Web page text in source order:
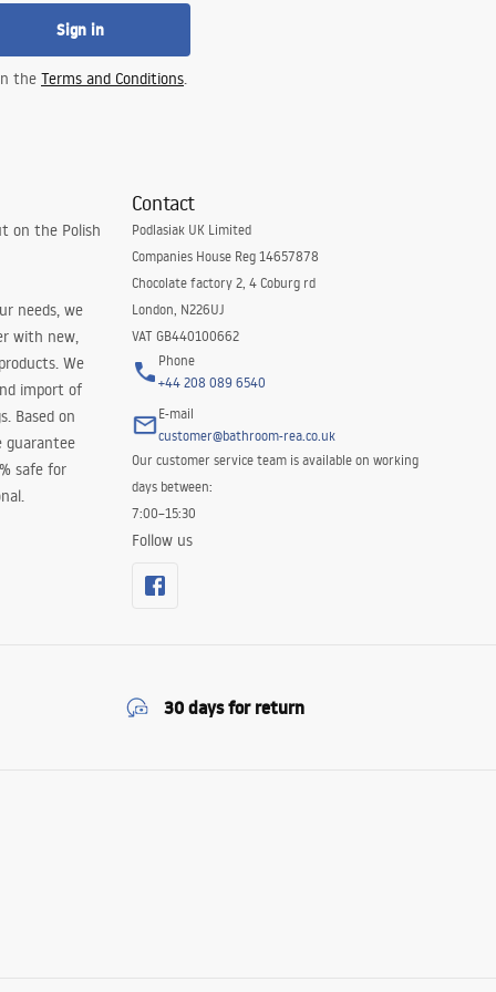
Sign in
the Terms and Conditions.
on the Polish
needs, we
with new,
We
import of
Based on
guarantee
safe for
Contact
Podlasiak UK Limited
Companies House Reg 14657878
Chocolate factory 2, 4 Coburg rd
London, N226UJ
VAT GB440100662
Phone
+44 208 089 6540
E-mail
customer@bathroom-rea.co.uk
Our customer service team is available on working
days between:
7:00–15:30
Follow us
30 days for return